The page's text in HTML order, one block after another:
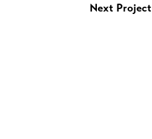
Next Project